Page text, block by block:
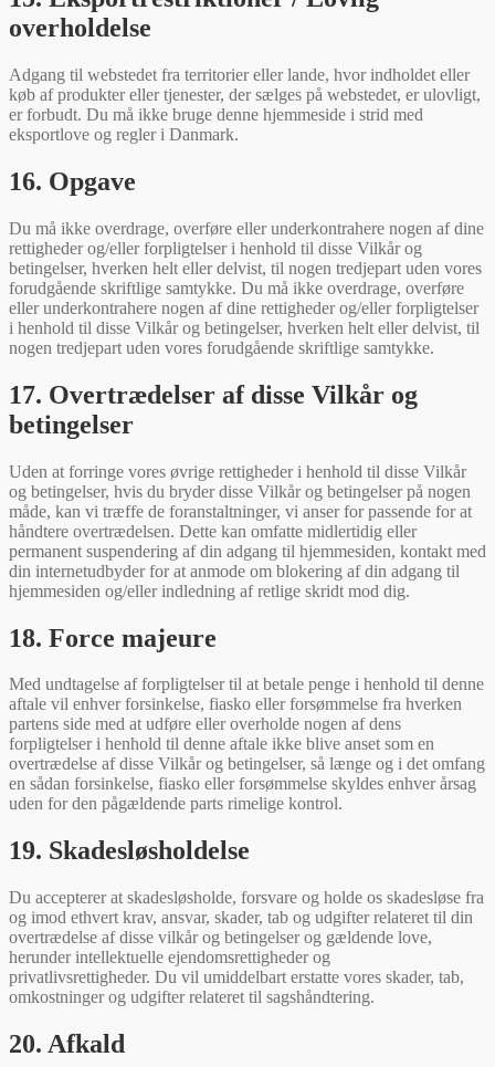
overholdelse
Adgang til webstedet fra territorier eller lande, hvor indholdet eller
køb af produkter eller tjenester, der sælges på webstedet, er ulovligt,
er forbudt. Du må ikke bruge denne hjemmeside i strid med
eksportlove og regler i Danmark.
16. Opgave
Du må ikke overdrage, overføre eller underkontrahere nogen af dine
rettigheder og/eller forpligtelser i henhold til disse Vilkår og
betingelser, hverken helt eller delvist, til nogen tredjepart uden vores
forudgående skriftlige samtykke. Du må ikke overdrage, overføre
eller underkontrahere nogen af dine rettigheder og/eller forpligtelser
i henhold til disse Vilkår og betingelser, hverken helt eller delvist, til
nogen tredjepart uden vores forudgående skriftlige samtykke.
17. Overtrædelser af disse Vilkår og
betingelser
Uden at forringe vores øvrige rettigheder i henhold til disse Vilkår
og betingelser, hvis du bryder disse Vilkår og betingelser på nogen
måde, kan vi træffe de foranstaltninger, vi anser for passende for at
håndtere overtrædelsen. Dette kan omfatte midlertidig eller
permanent suspendering af din adgang til hjemmesiden, kontakt med
din internetudbyder for at anmode om blokering af din adgang til
hjemmesiden og/eller indledning af retlige skridt mod dig.
18. Force majeure
Med undtagelse af forpligtelser til at betale penge i henhold til denne
aftale vil enhver forsinkelse, fiasko eller forsømmelse fra hverken
partens side med at udføre eller overholde nogen af dens
forpligtelser i henhold til denne aftale ikke blive anset som en
overtrædelse af disse Vilkår og betingelser, så længe og i det omfang
en sådan forsinkelse, fiasko eller forsømmelse skyldes enhver årsag
uden for den pågældende parts rimelige kontrol.
19. Skadesløsholdelse
Du accepterer at skadesløsholde, forsvare og holde os skadesløse fra
og imod ethvert krav, ansvar, skader, tab og udgifter relateret til din
overtrædelse af disse vilkår og betingelser og gældende love,
herunder intellektuelle ejendomsrettigheder og
privatlivsrettigheder. Du vil umiddelbart erstatte vores skader, tab,
omkostninger og udgifter relateret til sagshåndtering.
20. Afkald